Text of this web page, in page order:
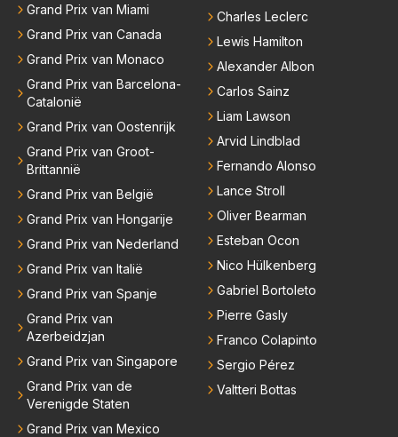
Grand Prix van Miami
Grand Prix van Canada
Grand Prix van Monaco
Grand Prix van Barcelona-
Catalonië
Grand Prix van Oostenrijk
Grand Prix van Groot-
Brittannië
Grand Prix van België
Grand Prix van Hongarije
Grand Prix van Nederland
Grand Prix van Italië
Grand Prix van Spanje
Grand Prix van
Azerbeidzjan
Grand Prix van Singapore
Grand Prix van de
Verenigde Staten
Grand Prix van Mexico
Charles Leclerc
Lewis Hamilton
Alexander Albon
Carlos Sainz
Liam Lawson
Arvid Lindblad
Fernando Alonso
Lance Stroll
Oliver Bearman
Esteban Ocon
Nico Hülkenberg
Gabriel Bortoleto
Pierre Gasly
Franco Colapinto
Sergio Pérez
Valtteri Bottas